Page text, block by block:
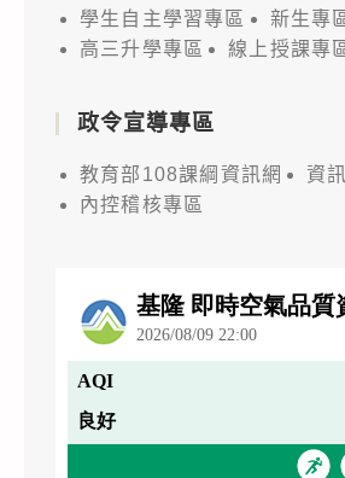
學生自主學習專區
新生專
高三升學專區
線上授課專
政令宣導專區
教育部108課綱資訊網
資
內控稽核專區